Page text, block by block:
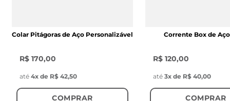
Colar Pitágoras de Aço Personalizável
R$ 170,00
até 4x de R$ 42,50
COMPRAR
Corrente Box de
R$ 120,00
até 3x de R$ 40,00
COMPRAR